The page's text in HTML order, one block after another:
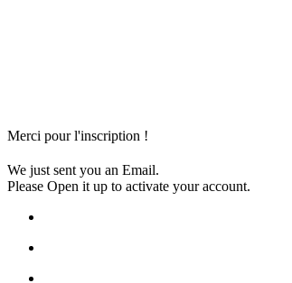
Merci pour l'inscription !
We just sent you an Email.
Please Open it up to activate your account.